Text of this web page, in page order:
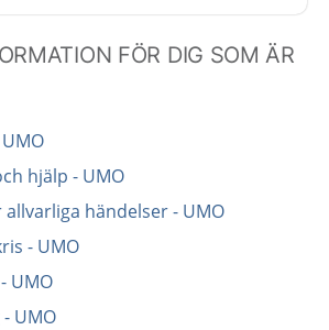
FÖR DIG SOM ÄR
hjälp - UMO
händelser - UMO
- UMO
UMO
UMO